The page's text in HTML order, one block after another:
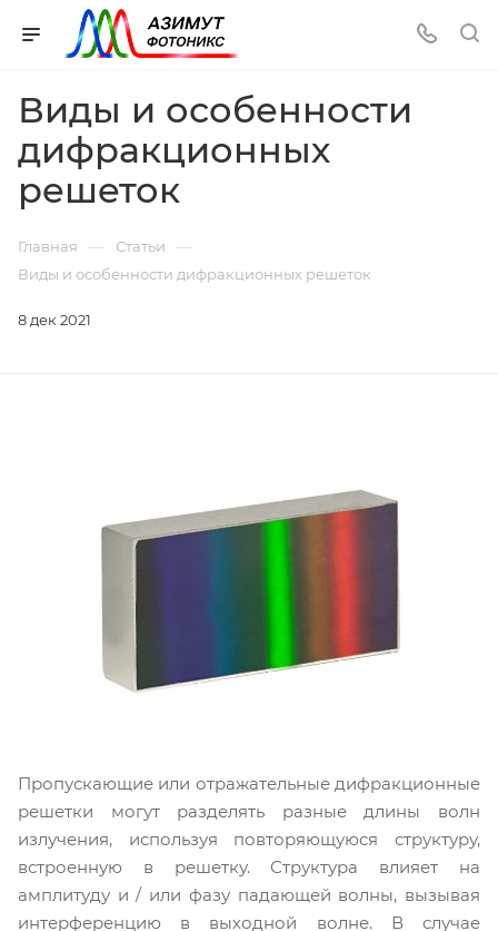
Виды и особенности
дифракционных
решеток
Главная — Статьи —
Виды и особенности дифракционных решеток
8 дек 2021
Пропускающие или отражательные дифракционные
решетки могут разделять разные длины волн
излучения, используя повторяющуюся структуру,
встроенную в решетку. Структура влияет на
амплитуду и / или фазу падающей волны, вызывая
интерференцию в выходной волне. В случае